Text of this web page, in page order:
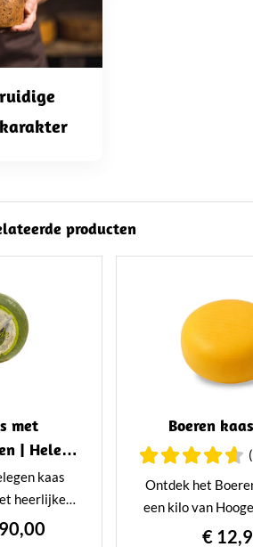
producten
met
| Hele
kaas
heerlijke
de
Boeren
Ontdek het
een kilo van
– een romige,
€